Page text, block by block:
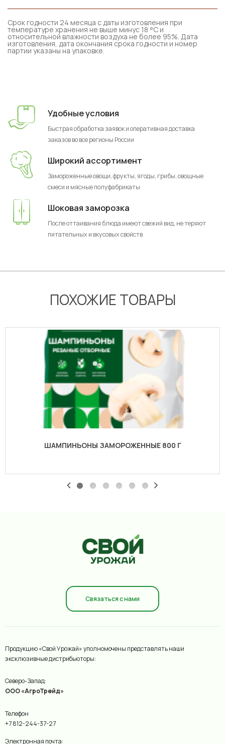
Срок годности 24 месяца с даты изготовления при
температуре хранения не выше минус 18 °C и
относительной влажности воздуха не более 95%. Дата
изготовления, дата окончания срока годности и номер
партии указаны на упаковке.
Удобные условия
Быстрая обработка заявок и оперативная доставка
заказов во все регионы России
Широкий ассортимент
Замороженные овощи, фрукты, ягоды, грибы, овощные
смеси и мясные полуфабрикаты
Шоковая заморозка
После оттаивания блюда имеют свежий вид, не теряют
питательных и вкусовых свойств
ПОХОЖИЕ ТОВАРЫ
ШАМПИНЬОНЫ ЗАМОРОЖЕННЫЕ 800 Г
Связаться с нами
Продукцию «Свой Урожай» уполномочены представлять наши
эксклюзивные дистрибьюторы:
Северо-Запад:
ООО «АгроТрейд»
Телефон
+7 812-244-37-27
Электронная почта: